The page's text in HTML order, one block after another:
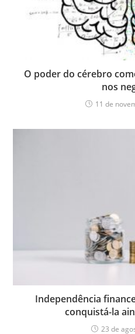
O poder do cérebro
nos
11 de
Independência
conquistá-la
23 de